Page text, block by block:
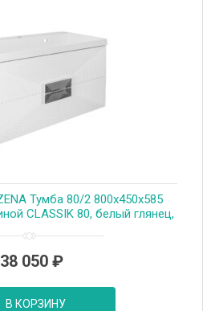
Тумба 80/2 800х450х585
CLASSIK 80, белый глянец,
38 050 ₽
В КОРЗИНУ